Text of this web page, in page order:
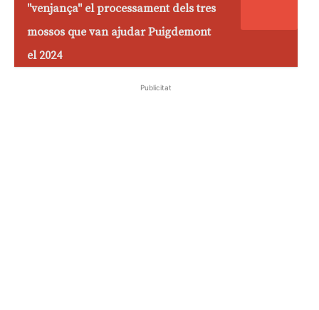
"venjança" el processament dels tres
mossos que van ajudar Puigdemont
el 2024
Publicitat